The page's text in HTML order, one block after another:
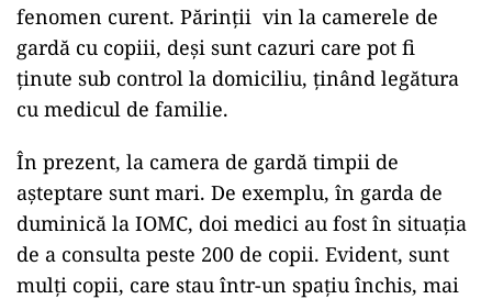
fenomen curent. Părinții vin la camerele de
gardă cu copiii, deși sunt cazuri care pot fi
ținute sub control la domiciliu, ținând legătura
cu medicul de familie.
În prezent, la camera de gardă timpii de
așteptare sunt mari. De exemplu, în garda de
duminică la IOMC, doi medici au fost în situația
de a consulta peste 200 de copii. Evident, sunt
mulți copii, care stau într-un spațiu închis, mai